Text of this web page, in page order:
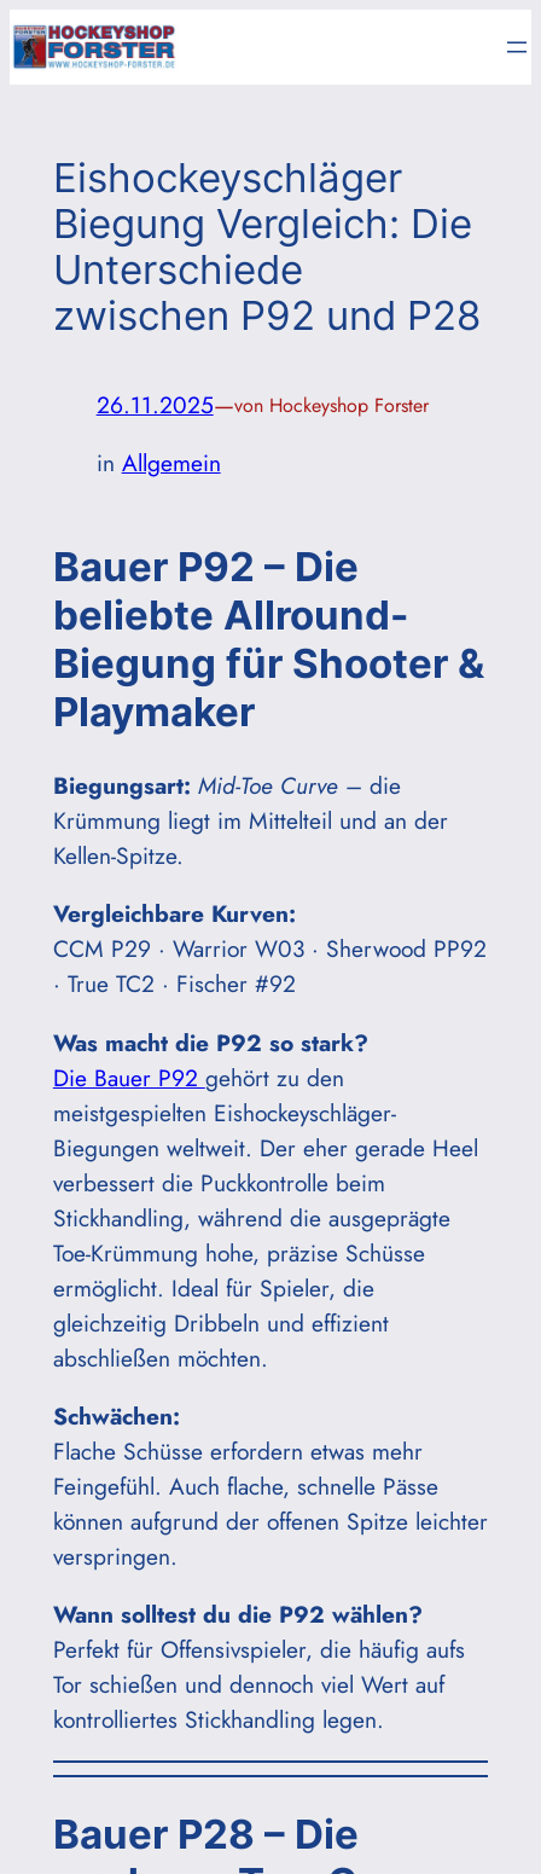
Zum
Inhalt
Eishockeyschläger
Biegung Vergleich: Die
Unterschiede
zwischen P92 und P28
26.11.2025—von Hockeyshop Forster
in Allgemein
Bauer P92 – Die
beliebte Allround-
Biegung für Shooter &
Playmaker
Biegungsart: Mid-Toe Curve– die
Krümmung liegt im Mittelteil und an der
Kellen-Spitze.
Vergleichbare Kurven:
CCM P29 · Warrior W03 · Sherwood PP92
· True TC2 · Fischer #92
Was macht die P92 so stark?
Die Bauer P92 gehört zu den
meistgespielten Eishockeyschläger-
Biegungen weltweit. Der eher gerade Heel
verbessert die Puckkontrolle beim
Stickhandling, während die ausgeprägte
Toe-Krümmung hohe, präzise Schüsse
ermöglicht. Ideal für Spieler, die
gleichzeitig Dribbeln und effizient
abschließen möchten.
Schwächen:
Flache Schüsse erfordern etwas mehr
Feingefühl. Auch flache, schnelle Pässe
können aufgrund der offenen Spitze leichter
verspringen.
Wann solltest du die P92 wählen?
Perfekt für Offensivspieler, die häufig aufs
Tor schießen und dennoch viel Wert auf
kontrolliertes Stickhandling legen.
Bauer P28 – Die